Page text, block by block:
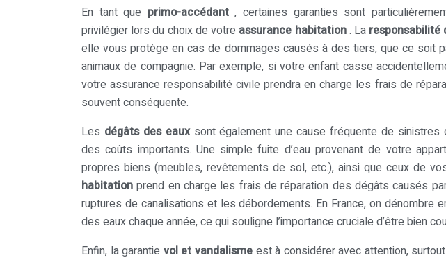
En tant que primo-accédant, certaines garanties sont
privilégier lors du choix de votre assurance habitation. La responsabilité
elle vous protège en cas de dommages causés à des tiers, que ce soit
animaux de compagnie. Par exemple, si votre enfant casse
votre assurance responsabilité civile prendra en charge les frais de
souvent conséquente.
Les dégâts des eaux sont également une cause fréquente de
des coûts importants. Une simple fuite d’eau provenant de votre
propres biens (meubles, revêtements de sol, etc.), ainsi que ceux de
habitationprend en charge les frais de réparation des dégâts causés
ruptures de canalisations et les débordements. En France, on dénombre
des eaux chaque année, ce qui souligne l’importance cruciale d’être bien
Enfin, la garantie vol et vandalisme est à considérer avec attention,